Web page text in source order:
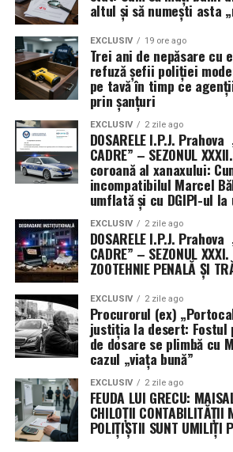
două mize esențiale. Pe de o parte,
ocazia rară de a acumula experiență
împotriva tehnologiilor militare
date vitale despre apărarea
dronă.
Pe de altă parte, există o dimensiune
evidentă. Prin desfășurarea
tehnologiilor anti-dronă de la
de conflict, Italia își transformă
veritabilă vitrină comercială.
echipamente sub presiunea
consolida poziția Italiei pe piața
demonstrând că tehnologia
pentru cele mai dure provocări
altul și să numești asta
EXCLUSIV 19 ore ago
Trei ani de nepăsare cu
refuză șefii poliției
pe tavă în timp ce
prin șanțuri
EXCLUSIV 2 zile ago
DOSARELE I.P.J. Prahova
CADRE” – SEZONUL
coroană al xanaxului:
incompatibilul Marcel
umflată și cu DGIPI-ul la
EXCLUSIV 2 zile ago
DOSARELE I.P.J. Prahova
CADRE” – SEZONUL
ZOOTEHNIE PENALĂ ȘI
EXCLUSIV 2 zile ago
Procurorul (ex)
justiția la desert:
de dosare se plimbă cu
cazul „viața bună”
EXCLUSIV 2 zile ago
FEUDA LUI GRECU:
CHILOȚII
POLIȚIȘTII SUNT UMILIȚI